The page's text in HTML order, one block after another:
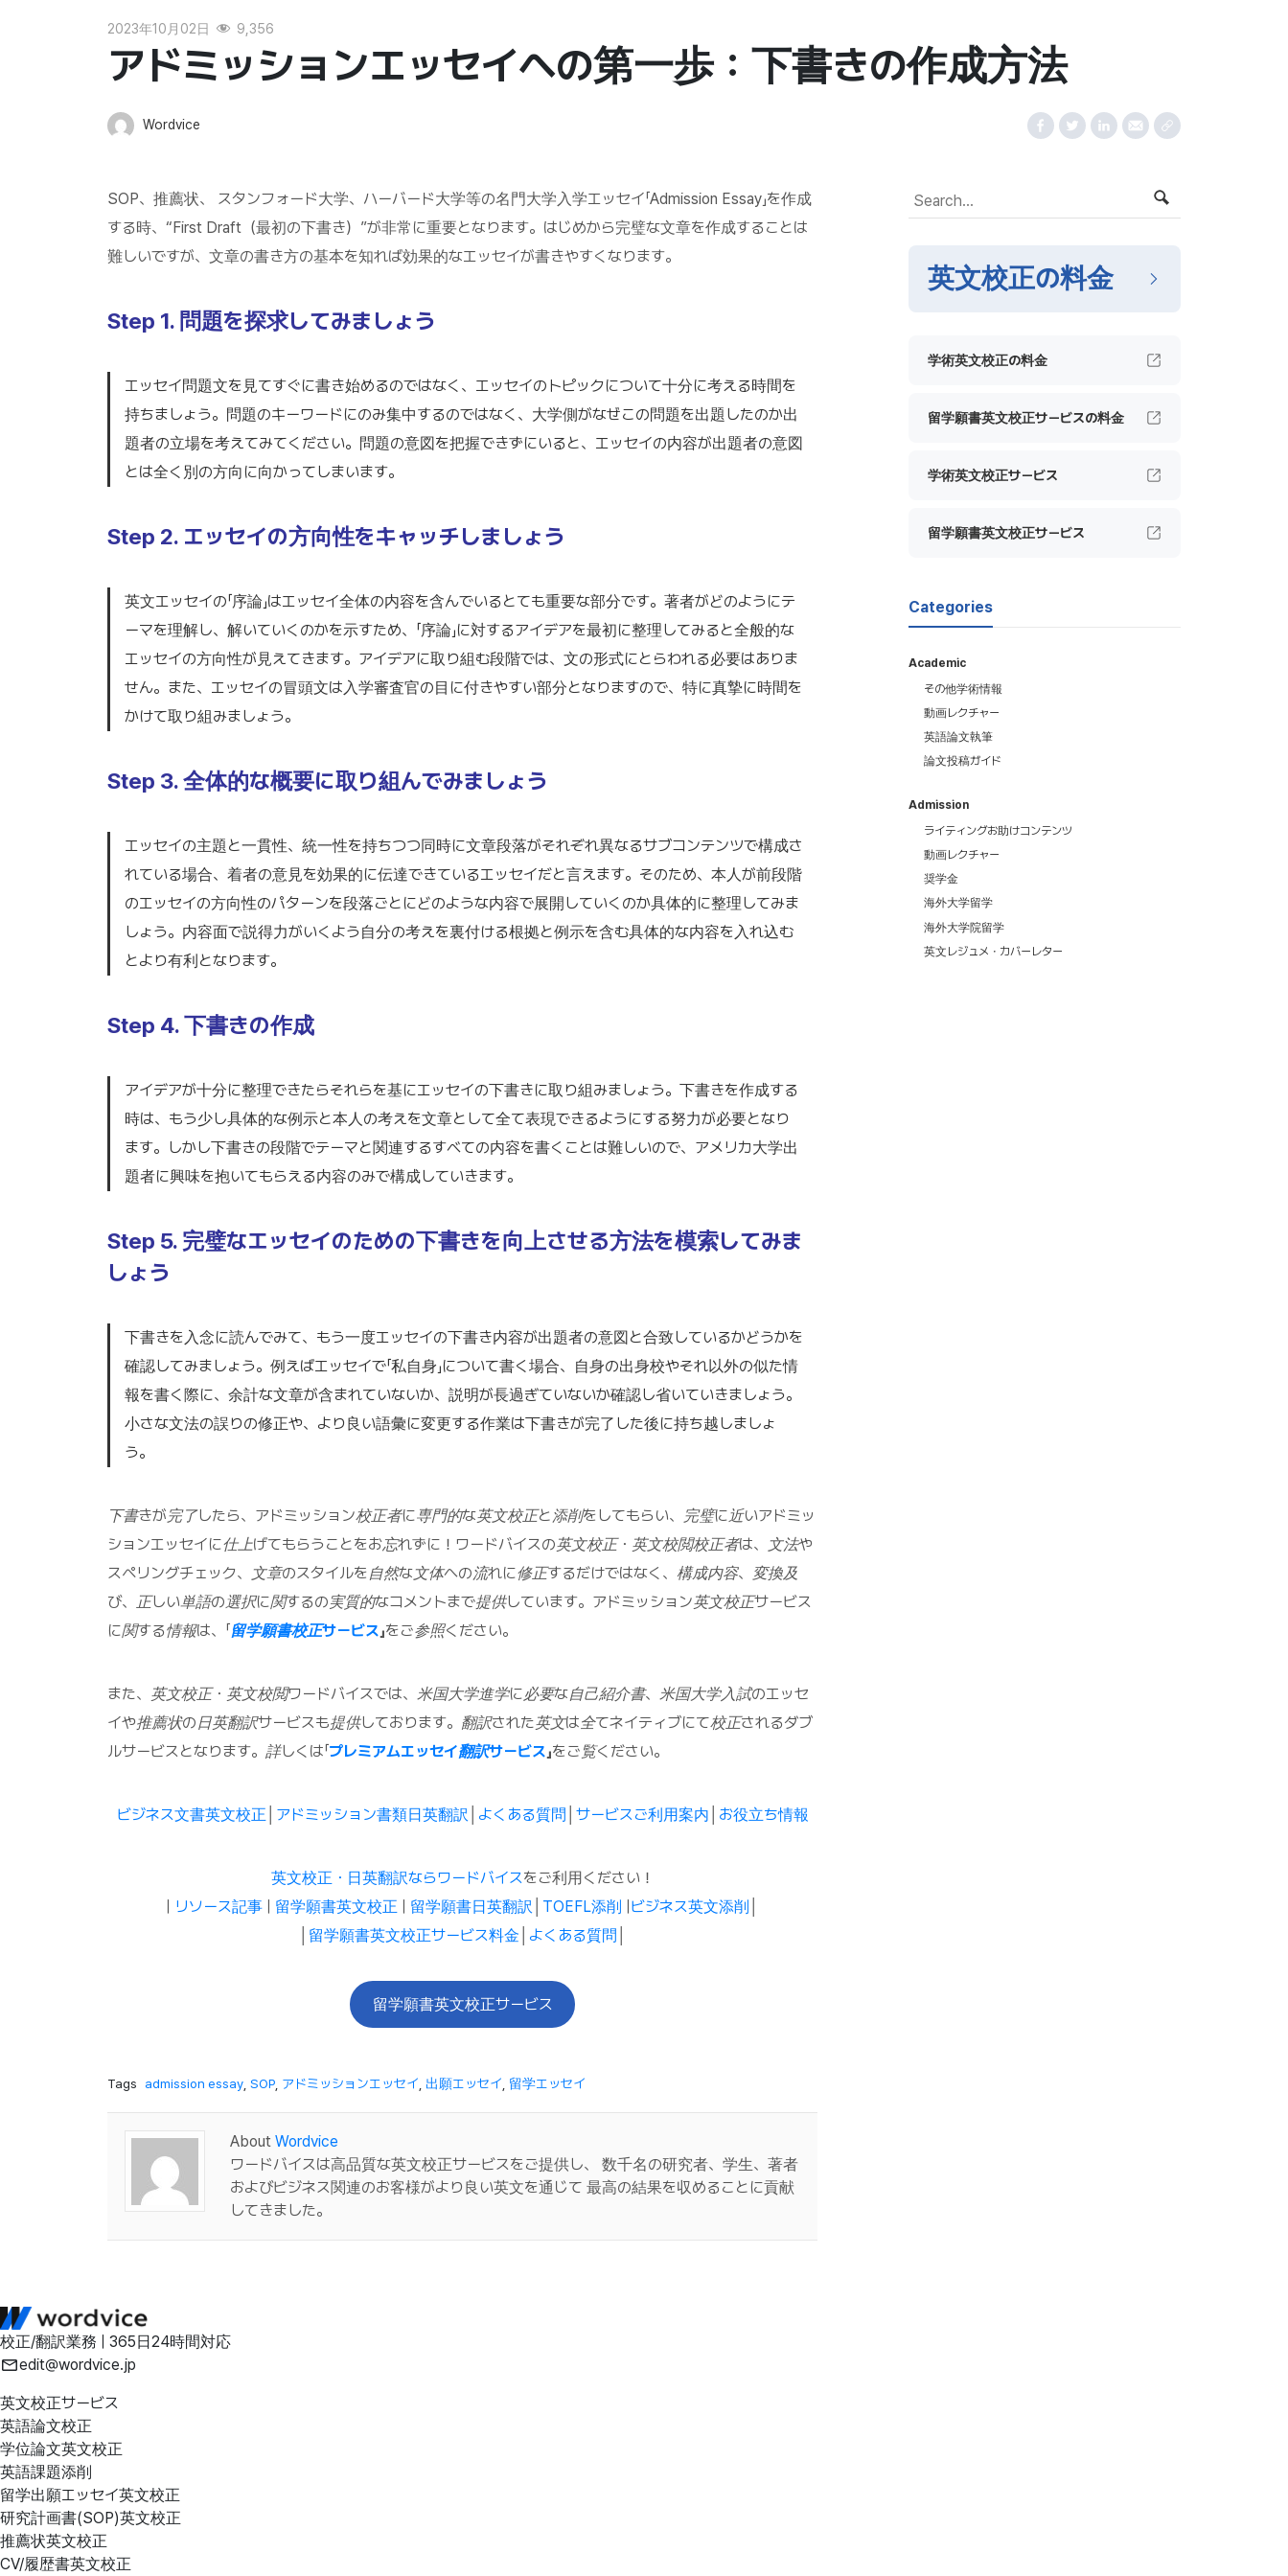
2023年10月02日 9,356
アドミッションエッセイへの第一歩：下書きの作成方法
Wordvice
SOP、推薦状、 スタンフォード大学、ハーバード大学等の名門大学入学エッセイ「Admission Essay」を作成
する時、“First Draft（最初の下書き）”が非常に重要となります。はじめから完璧な文章を作成することは
難しいですが、文章の書き方の基本を知れば効果的なエッセイが書きやすくなります。
Step 1. 問題を探求してみましょう
エッセイ問題文を見てすぐに書き始めるのではなく、エッセイのトピックについて十分に考える時間を
持ちましょう。問題のキーワードにのみ集中するのではなく、大学側がなぜこの問題を出題したのか出
題者の立場を考えてみてください。問題の意図を把握できずにいると、エッセイの内容が出題者の意図
とは全く別の方向に向かってしまいます。
Step 2. エッセイの方向性をキャッチしましょう
英文エッセイの「序論」はエッセイ全体の内容を含んでいるとても重要な部分です。著者がどのようにテ
ーマを理解し、解いていくのかを示すため、「序論」に対するアイデアを最初に整理してみると全般的な
エッセイの方向性が見えてきます。アイデアに取り組む段階では、文の形式にとらわれる必要はありま
せん。また、エッセイの冒頭文は入学審査官の目に付きやすい部分となりますので、特に真摯に時間を
かけて取り組みましょう。
Step 3. 全体的な概要に取り組んでみましょう
エッセイの主題と一貫性、統一性を持ちつつ同時に文章段落がそれぞれ異なるサブコンテンツで構成さ
れている場合、着者の意見を効果的に伝達できているエッセイだと言えます。そのため、本人が前段階
のエッセイの方向性のパターンを段落ごとにどのような内容で展開していくのか具体的に整理してみま
しょう。内容面で説得力がいくよう自分の考えを裏付ける根拠と例示を含む具体的な内容を入れ込む
とより有利となります。
Step 4. 下書きの作成
アイデアが十分に整理できたらそれらを基にエッセイの下書きに取り組みましょう。下書きを作成する
時は、もう少し具体的な例示と本人の考えを文章として全て表現できるようにする努力が必要となり
ます。しかし下書きの段階でテーマと関連するすべての内容を書くことは難しいので、アメリカ大学出
題者に興味を抱いてもらえる内容のみで構成していきます。
Step 5. 完璧なエッセイのための下書きを向上させる方法を模索してみま
しょう
下書きを入念に読んでみて、もう一度エッセイの下書き内容が出題者の意図と合致しているかどうかを
確認してみましょう。例えばエッセイで「私自身」について書く場合、自身の出身校やそれ以外の似た情
報を書く際に、余計な文章が含まれていないか、説明が長過ぎていないか確認し省いていきましょう。
小さな文法の誤りの修正や、より良い語彙に変更する作業は下書きが完了した後に持ち越しましょ
う。
下書きが完了したら、アドミッション校正者に専門的な英文校正と添削をしてもらい、完璧に近いアドミッ
ションエッセイに仕上げてもらうことをお忘れずに！ワードバイスの英文校正・英文校閲校正者は、文法や
スペリングチェック、文章のスタイルを自然な文体への流れに修正するだけではなく、構成内容、変換及
び、正しい単語の選択に関するの実質的なコメントまで提供しています。アドミッション英文校正サービス
に関する情報は、「留学願書校正サービス」をご参照ください。
また、英文校正・英文校閲ワードバイスでは、米国大学進学に必要な自己紹介書、米国大学入試のエッセ
イや推薦状の日英翻訳サービスも提供しております。翻訳された英文は全てネイティブにて校正されるダブ
ルサービスとなります。詳しくは「プレミアムエッセイ翻訳サービス」をご覧ください。
ビジネス文書英文校正 アドミッション書類日英翻訳 よくある質問 サービスご利用案内 お役立ち情報
英文校正・日英翻訳ならワードバイスをご利用ください！
リソース記事 留学願書英文校正 留学願書日英翻訳 TOEFL添削 ビジネス英文添削
留学願書英文校正サービス料金 よくある質問
留学願書英文校正サービス
Tags admission essay SOP アドミッションエッセイ 出願エッセイ 留学エッセイ
AboutWordvice
ワードバイスは高品質な英文校正サービスをご提供し、 数千名の研究者、学生、著者
およびビジネス関連のお客様がより良い英文を通じて 最高の結果を収めることに貢献
してきました。
英文校正の料金
学術英文校正の料金
留学願書英文校正サービスの料金
学術英文校正サービス
留学願書英文校正サービス
Categories
Academic
その他学術情報
動画レクチャー
英語論文執筆
論文投稿ガイド
Admission
ライティングお助けコンテンツ
動画レクチャー
奨学金
海外大学留学
海外大学院留学
英文レジュメ・カバーレター
校正/翻訳業務 | 365日24時間対応
edit@wordvice.jp
英文校正サービス
英語論文校正
学位論文英文校正
英語課題添削
留学出願エッセイ英文校正
研究計画書(SOP)英文校正
推薦状英文校正
CV/履歴書英文校正